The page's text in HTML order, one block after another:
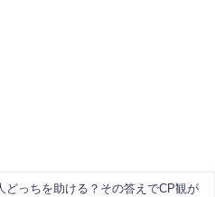
どっちを助ける？その答えでCP観が